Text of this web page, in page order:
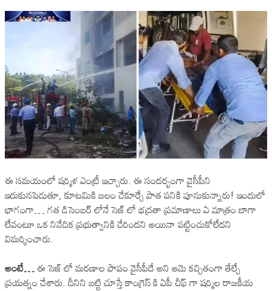
ఈ సమయంలో షర్మిళ ఎంట్రీ ఇచ్చారు. ఈ సందర్భంగా వైసీపీని
ఇరుకునపెడుతూ, కూటమికి బలం చేకూర్చే పాత పనికి పూనుకున్నారు! ఇందులో
భాగంగా… గత డిసెంబర్ లోనే సెజ్ లో భద్రతా ప్రమాణాలు ఏ మాత్రం బాగా
లేవంటూ ఒక నివేదిక ప్రభుత్వానికి చేరిందని అయినా పట్టించుకోలేదని
విమర్శించారు.
అంటే…ఈ సెజ్ లో మరణాల పాపం వైసీపీదే అని ఆమె కచ్చితంగా తేల్చే
ప్రయత్నం చేశారు. దీనిని బట్టి చూస్తే కాంగ్రెస్ కి ఏపీ చీఫ్ గా షర్మిల రాజకీయ